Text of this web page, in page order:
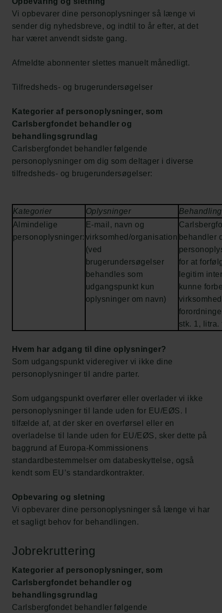
Vi opbevarer dine personoplysninger så længe vi
sender dig nyhedsbreve, og indtil to år efter, at det
har været anvendt sidste gang.
Afmeldte abonnenter slettes manuelt månedligt.
Tilfredsheds- og brugerundersøgelser
Kategorier af personoplysninger, som
Carlsbergfondet behandler og
behandlingsgrundlag
Carlsbergfondet behandler følgende
personoplysninger om dig som deltager i diverse
tilfredsheds- og brugerundersøgelser:
Kategorier Oplysninger
Almindelige
personoplysninger:
E-mail, navn og
virksomhed/organisation
(ved
brugerundersøgelser
behandles som
udgangspunkt kun
oplysninger om navn)
behandler
for at
legitim
kunne
stk. 1, litra.
Hvem har adgang til dine oplysninger?
Som udgangspunkt videregiver vi ikke dine
personoplysninger til andre parter.
Som udgangspunkt overfører eller overlader vi ikke
personoplysninger til lande uden for EU/EØS. I
tilfælde af, at der sker en overførsel eller en
overladelse til lande uden for EU/EØS, sker dette på
baggrund af Europa-Kommissionens
standardbestemmelser om databeskyttelse, også
kendt som EU’s standardkontrakter.
Opbevaring og sletning
Vi opbevarer dine personoplysninger så længe vi har
et sagligt behov for behandlingen.
Jobrekruttering
Kategorier af personoplysninger, som
Carlsbergfondet behandler og
behandlingsgrundlag
Carlsbergfondet behandler følgende